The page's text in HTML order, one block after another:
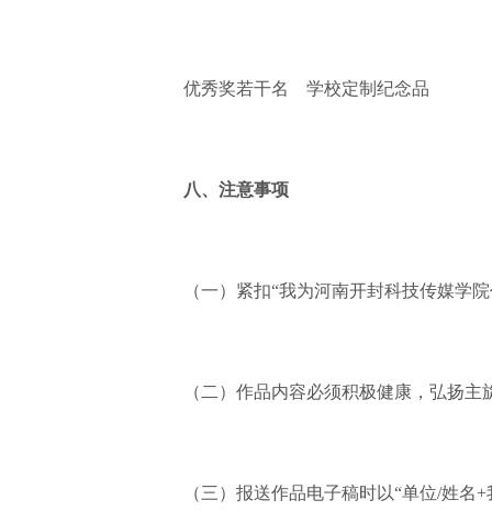
优秀奖若干名 学校定制纪念品
八、注意事项
（一）紧扣“我为河南开封科技传媒学院
（二）作品内容必须积极健康，弘扬主
（三）报送作品电子稿时以“单位/姓名+